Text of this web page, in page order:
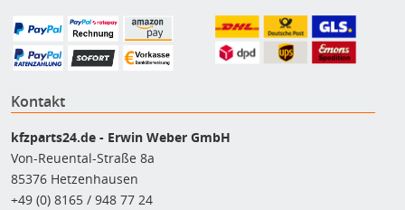
Kontakt
kfzparts24.de - Erwin Weber GmbH
Von-Reuental-Straße 8a
85376 Hetzenhausen
+49 (0) 8165 / 948 77 24